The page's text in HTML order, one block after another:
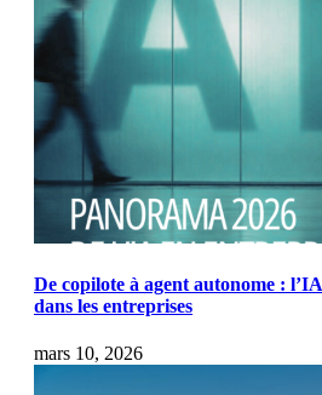
De copilote à agent autonome :
dans les entreprises
mars 10, 2026